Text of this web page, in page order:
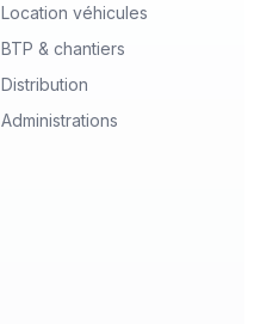
Location véhicules
BTP & chantiers
Distribution
Administrations